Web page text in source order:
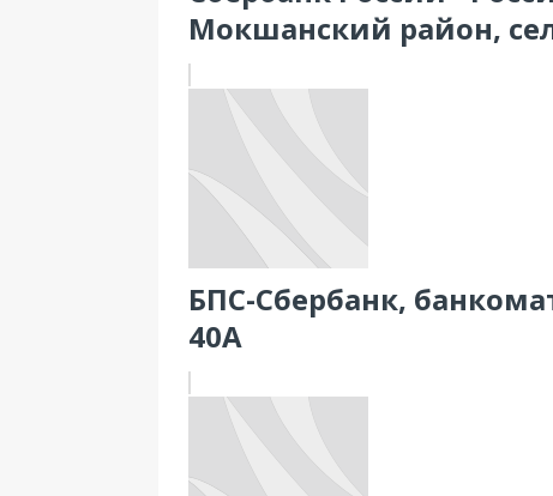
Мокшанский район,
БПС-Сбербанк,
40А